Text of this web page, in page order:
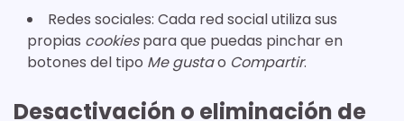
Redes sociales: Cada red social utiliza sus
propias cookiespara que puedas pinchar en
botones del tipo Me gustao Compartir.
Desactivación o eliminación de